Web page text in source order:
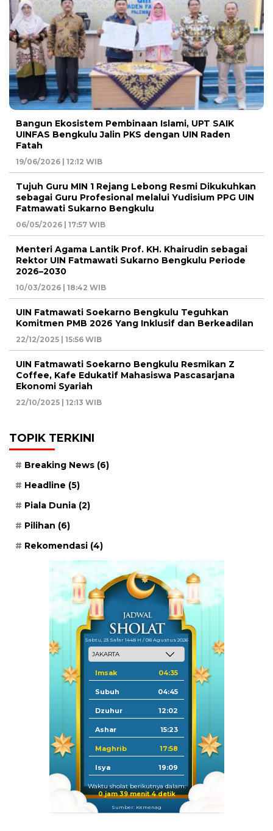
Bangun Ekosistem Pembinaan Islami, UPT SAIK
UINFAS Bengkulu Jalin PKS dengan UIN Raden
Fatah
19/06/2026 | 12:12 WIB
Tujuh Guru MIN 1 Rejang Lebong Resmi Dikukuhkan
sebagai Guru Profesional melalui Yudisium PPG UIN
Fatmawati Sukarno Bengkulu
06/05/2026 | 17:57 WIB
Menteri Agama Lantik Prof. KH. Khairudin sebagai
Rektor UIN Fatmawati Sukarno Bengkulu Periode
2026–2030
10/03/2026 | 18:42 WIB
UIN Fatmawati Soekarno Bengkulu Teguhkan
Komitmen PMB 2026 Yang Inklusif dan Berkeadilan
22/12/2025 | 15:56 WIB
UIN Fatmawati Soekarno Bengkulu Resmikan Z
Coffee, Kafe Edukatif Mahasiswa Pascasarjana
Ekonomi Syariah
22/10/2025 | 12:13 WIB
TOPIK TERKINI
Breaking News (6)
Headline (5)
Piala Dunia (2)
Pilihan (6)
Rekomendasi (4)
Sabtu, 23 Safar 1448 H / 08 Agustus 2026
Imsak 04:35
Subuh 04:45
Dzuhur 12:02
Ashar 15:23
Maghrib 17:58
Isya 19:09
Waktu sholat berikutnya dalam:
0 jam 39 menit 3 detik
Sumber: Kemenag